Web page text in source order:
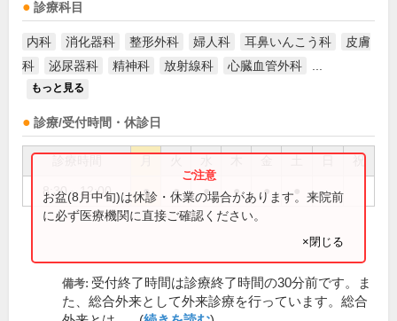
診療科目
内科 消化器科 整形外科 婦人科 耳鼻いんこう科
皮膚
科
泌尿器科 精神科 放射線科 心臓血管外科
もっと見る
診療/受付時間・休診日
祝
8:30～12:00 ● ● ● ● ●
お盆(8月中旬)は休診・休業の場合があります。来院前
に必ず医療機関に直接ご確認ください。
×閉じる
備考: 受付終了時間は診療終了時間の30分前です。ま
た、総合外来として外来診療を行っています。総合